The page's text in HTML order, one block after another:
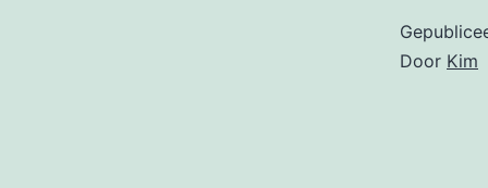
Door Kim